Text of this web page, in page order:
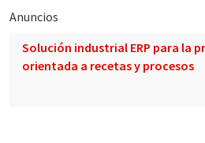
Anuncios
Solución industrial ERP para la
orientada a recetas y procesos